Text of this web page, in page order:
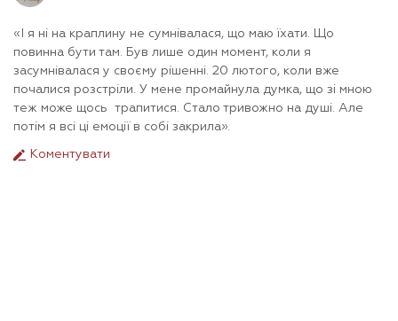
«І я ні на краплину не сумнівалася, що маю їхати. Що
повинна бути там. Був лише один момент, коли я
засумнівалася у своєму рішенні. 20 лютого, коли вже
почалися розстріли. У мене промайнула думка, що зі мною
теж може щось трапитися. Стало тривожно на душі. Але
потім я всі ці емоції в собі закрила».
Коментувати